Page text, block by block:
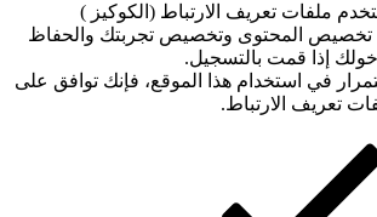
ملفات تعريف الارتباط (الكوكيز )
تخصيص المحتوى وتخصيص تجربتك والحفاظ
إذا قمت بالتسجيل.
في استخدام هذا الموقع، فإنك توافق على
تعريف الارتباط.